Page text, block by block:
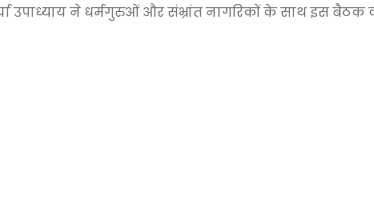
उपाध्याय ने धर्मगुरुओं और संभ्रांत नागरिकों के साथ इस बैठक